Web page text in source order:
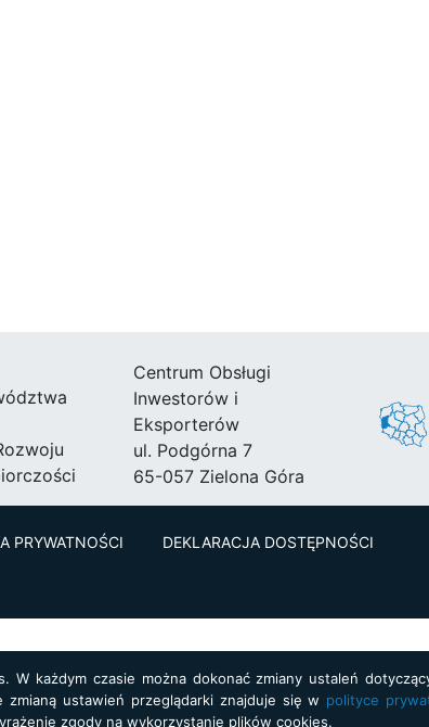
Centrum Obsługi
Inwestorów i
Eksporterów
ul. Podgórna 7
65-057 Zielona Góra
PRYWATNOŚCI DEKLARACJA DOSTĘPNOŚCI
W każdym czasie można dokonać zmiany ustaleń
ustawień przeglądarki znajduje się w polityce
zgody na wykorzystanie plików cookies.